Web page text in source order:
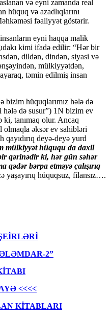
və eyni zamanda real
hüquq və azadlıqlarını
fəaliyyət göstərir.
eyni haqqa malik
kimi ifadə edilir: “Hər bir
dildən, dindən, siyasi və
mülkiyyətdən,
təmin edilmiş insan
hüquqlarımız hələ də
də susur”) 1N bizim ev
ki, tanımaq olur. Ancaq
əksər ev sahibləri
qayıdırıq deyə-deyə yurd
mülkiyyət hüququ da daxil
qərinədir ki, hər gün səhər
bərpa etməyə çalışırıq
yaşayırıq hüquqsuz, filansız….
2”
<<<<
KİTABLARI